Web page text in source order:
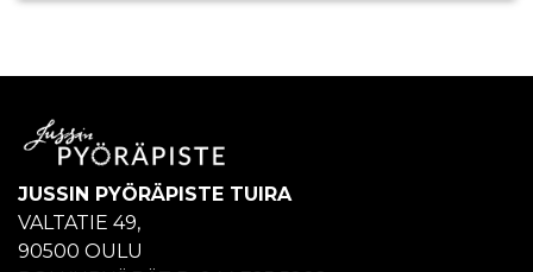
JUSSIN PYÖRÄPISTE TUIRA
VALTATIE 49,
90500 OULU